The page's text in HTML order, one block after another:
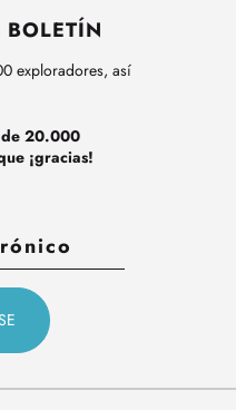
exploradores, así
de 20.000
¡gracias!